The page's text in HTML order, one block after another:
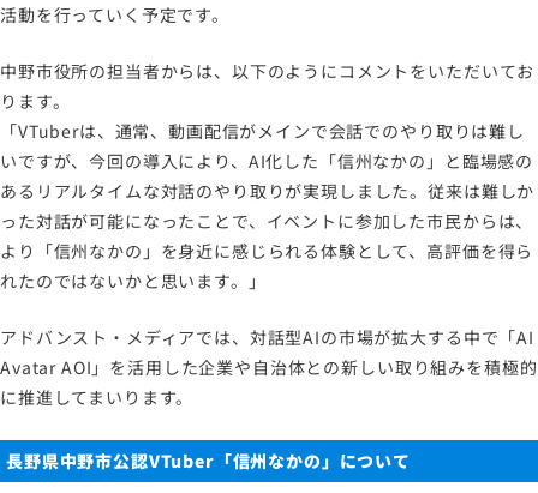
活動を行っていく予定です。
中野市役所の担当者からは、以下のようにコメントをいただいてお
ります。
「VTuberは、通常、動画配信がメインで会話でのやり取りは難し
いですが、今回の導入により、AI化した「信州なかの」と臨場感の
あるリアルタイムな対話のやり取りが実現しました。従来は難しか
った対話が可能になったことで、イベントに参加した市民からは、
より「信州なかの」を身近に感じられる体験として、高評価を得ら
れたのではないかと思います。」
アドバンスト・メディアでは、対話型AIの市場が拡大する中で「AI
Avatar AOI」を活用した企業や自治体との新しい取り組みを積極的
に推進してまいります。
長野県中野市公認VTuber「信州なかの」について